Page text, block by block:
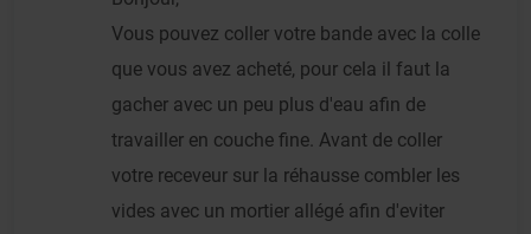
Vous pouvez coller votre bande avec la colle
que vous avez acheté, pour cela il faut la
gacher avec un peu plus d'eau afin de
travailler en couche fine. Avant de coller
votre receveur sur la réhausse combler les
vides avec un mortier allégé afin d'eviter